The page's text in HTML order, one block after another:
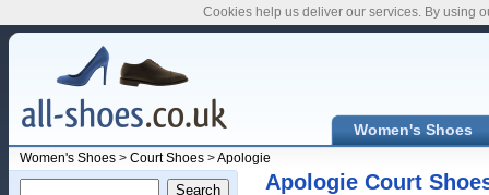
Women's Shoes
Women's Shoes> Court Shoes>Apologie
Apologie Court
Cookies help us deliver our services. By using